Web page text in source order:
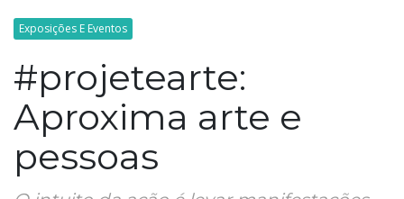
Exposições E Eventos
#projetearte:
Aproxima arte e
pessoas